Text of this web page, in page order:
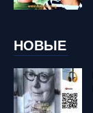
НОВЫЕ